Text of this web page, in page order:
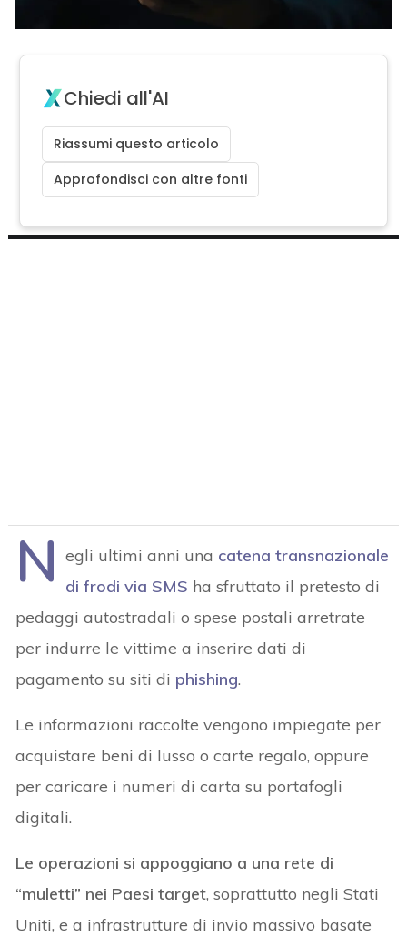
Chiedi all'AI
Riassumi questo articolo
Approfondisci con altre fonti
N egli ultimi anni una catena transnazionale
di frodi via SMS ha sfruttato il pretesto di
pedaggi autostradali o spese postali arretrate
per indurre le vittime a inserire dati di
pagamento su siti di phishing.
Le informazioni raccolte vengono impiegate per
acquistare beni di lusso o carte regalo, oppure
per caricare i numeri di carta su portafogli
digitali.
Le operazioni si appoggiano a una rete di
“muletti” nei Paesi target, soprattutto negli Stati
Uniti, e a infrastrutture di invio massivo basate